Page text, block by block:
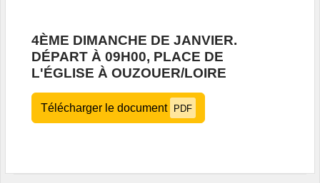
4ÈME DIMANCHE DE JANVIER.
DÉPART À 09H00, PLACE DE
L'ÉGLISE À OUZOUER/LOIRE
Télécharger le document PDF